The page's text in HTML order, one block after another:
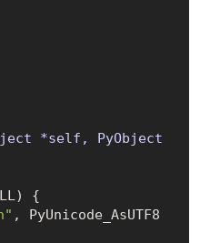
*self, PyObject
) {
, PyUnicode_AsUTF8